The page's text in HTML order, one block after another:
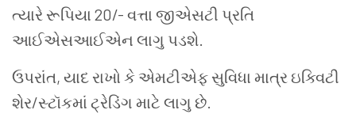
ત્યારે રૂપિયા 20/- વત્તા જીએસટી પ્રતિ
આઈએસઆઈએન લાગુ પડશે.
ઉપરાંત, યાદ રાખો કે એમટીએફ સુવિધા માત્ર ઇક્વિટી
શેર/સ્ટૉકમાં ટ્રેડિંગ માટે લાગુ છે.